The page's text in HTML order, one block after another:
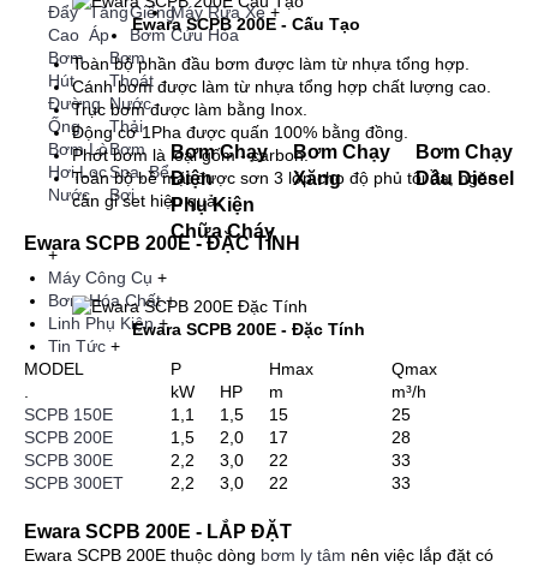
Đẩy
Cao
Tăng
Áp
Giếng
Bơm
Hút
Đường
Ống
Bơm
Thoát
Nước
Thải
Bơm Lò
Hơi,Lọc
Nước
Bơm
Spa, Bể
Bơi
Máy Rửa Xe +
Bơm Cứu Hỏa
Bơm Chạy
Điện
Bơm Chạy
Xăng
Bơm Chạy
Dầu Diesel
Phụ Kiện
Chữa Cháy
+
Máy Công Cụ +
Bơm Hóa Chất +
Linh Phụ Kiện +
Tin Tức +
Ewara SCPB 200E - Cấu Tạo
Toàn bộ phần đầu bơm được làm từ nhựa tổng hợp.
Cánh bơm được làm từ nhựa tổng hợp chất lượng cao.
Trục bơm được làm bằng Inox.
Động cơ 1Pha được quấn 100% bằng đồng.
Phớt bơm là loại gốm - carbon.
Toàn bộ bề mặt được sơn 3 lớp cho độ phủ tối đa, ngăn
cản gỉ set hiệu quả.
Ewara SCPB 200E - ĐẶC TÍNH
Ewara SCPB 200E - Đặc Tính
MODEL P Hmax
Qmax
kW HP m
m³/h
SCPB 150E
1,1 1,5 15
25
SCPB 200E
1,5 2,0 17
28
SCPB 300E
2,2 3,0 22
33
SCPB 300ET
2,2 3,0 22 33
Ewara SCPB 200E - LẮP ĐẶT
Ewara SCPB 200E thuộc dòng bơm ly tâm nên việc lắp đặt có